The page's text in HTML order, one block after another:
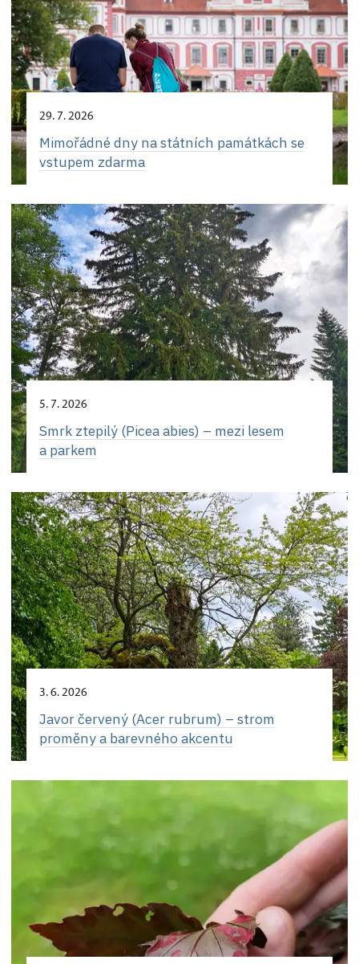
29. 7. 2026
Mimořádné dny na státních památkách se
vstupem zdarma
5. 7. 2026
Smrk ztepilý (Picea abies) – mezi lesem
a parkem
3. 6. 2026
Javor červený (Acer rubrum) – strom
proměny a barevného akcentu